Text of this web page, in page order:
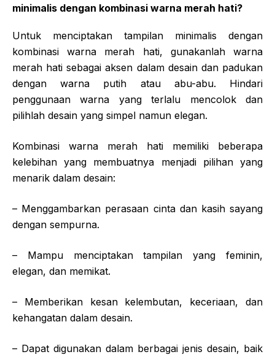
minimalis dengan kombinasi warna merah hati?
Untuk menciptakan tampilan minimalis dengan
kombinasi warna merah hati, gunakanlah warna
merah hati sebagai aksen dalam desain dan padukan
dengan warna putih atau abu-abu. Hindari
penggunaan warna yang terlalu mencolok dan
pilihlah desain yang simpel namun elegan.
Kombinasi warna merah hati memiliki beberapa
kelebihan yang membuatnya menjadi pilihan yang
menarik dalam desain:
– Menggambarkan perasaan cinta dan kasih sayang
dengan sempurna.
– Mampu menciptakan tampilan yang feminin,
elegan, dan memikat.
– Memberikan kesan kelembutan, keceriaan, dan
kehangatan dalam desain.
– Dapat digunakan dalam berbagai jenis desain, baik